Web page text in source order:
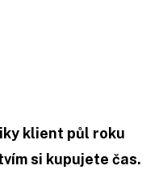
klient půl roku
si kupujete čas.